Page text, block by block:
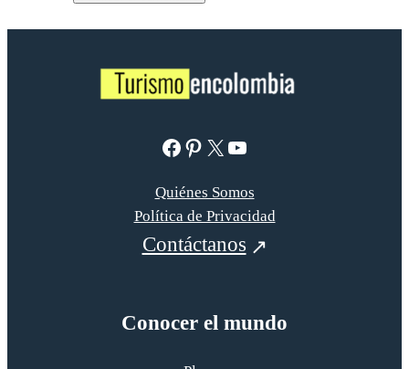
Facebook Pinterest X YouTube
Quiénes Somos
Política de Privacidad
Contáctanos
Conocer el mundo